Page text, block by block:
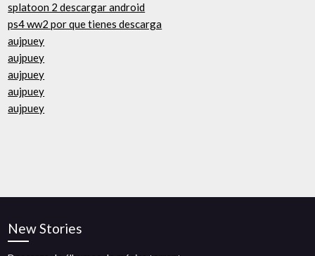
splatoon 2 descargar android
ps4 ww2 por que tienes descarga
aujpuey
aujpuey
aujpuey
aujpuey
aujpuey
New Stories